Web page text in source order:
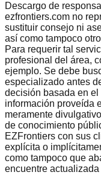
Descargo de
ezfrontiers.com no
sustituir consejo ni
así como tampoco
Para requerir tal
profesional del área,
ejemplo. Se debe
especializado antes
decisión basada en
información proveída
meramente
de conocimiento
EZFrontiers con sus
explícita o
como tampoco que
encuentre